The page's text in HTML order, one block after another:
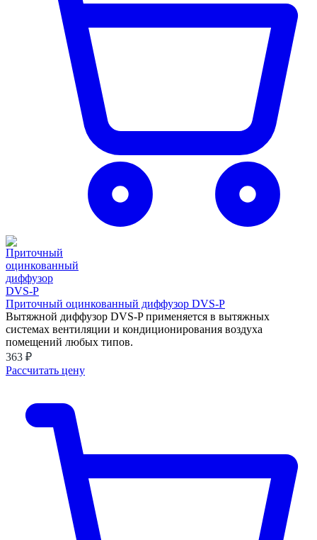
Приточный оцинкованный диффузор DVS-P
Вытяжной диффузор DVS-P применяется в вытяжных
системах вентиляции и кондиционирования воздуха
помещений любых типов.
363 ₽
Рассчитать цену